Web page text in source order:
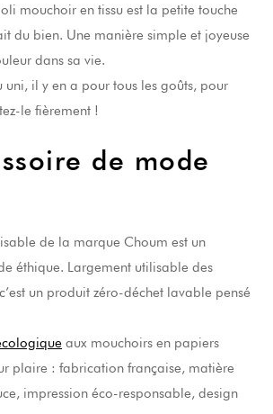
mouchoir en tissu est la petite touche
du bien. Une manière simple et joyeuse
dans sa vie.
il y en a pour tous les goûts, pour
le fièrement !
de mode
de la marque Choum est un
éthique. Largement utilisable des
un produit zéro-déchet lavable pensé
aux mouchoirs en papiers
plaire : fabrication française, matière
impression éco-responsable, design